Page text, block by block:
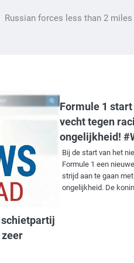
Russian forces less than 2
schietpartij
zeer
Formule 1
vecht tegen
ongelijkheid!
Bij de start van het
Formule 1 een
strijd aan te gaan
ongelijkheid. De